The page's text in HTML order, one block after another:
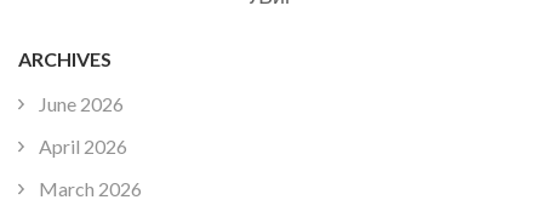
ARCHIVES
June 2026
April 2026
March 2026